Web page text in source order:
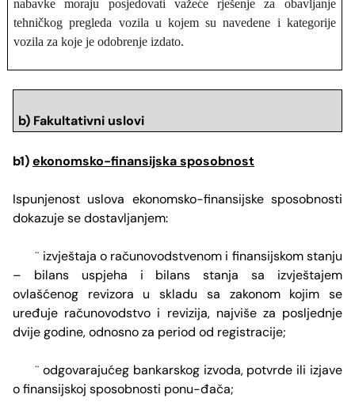
nabavke moraju posjedovati važeće rješenje za obavljanje
tehničkog pregleda vozila u kojem su navedene i kategorije
vozila za koje je odobrenje izdato.
b) Fakultativni uslovi
b1)ekonomsko-finansijska sposobnost
Ispunjenost uslova ekonomsko-finansijske sposobnosti
dokazuje se dostavljanjem:
¨ izvještaja o računovodstvenom i finansijskom stanju
– bilans uspjeha i bilans stanja sa izvještajem
ovlašćenog revizora u skladu sa zakonom kojim se
uređuje računovodstvo i revizija, najviše za posljednje
dvije godine, odnosno za period od registracije;
¨ odgovarajućeg bankarskog izvoda, potvrde ili izjave
o finansijskoj sposobnosti ponu-đača;